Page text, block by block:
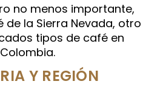
no menos importante,
de la Sierra Nevada, otro
tipos de café en
Colombia.
Y REGIÓN